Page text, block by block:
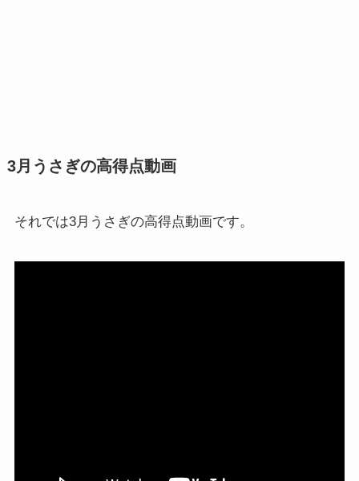
3月うさぎの高得点動画
それでは3月うさぎの高得点動画です。